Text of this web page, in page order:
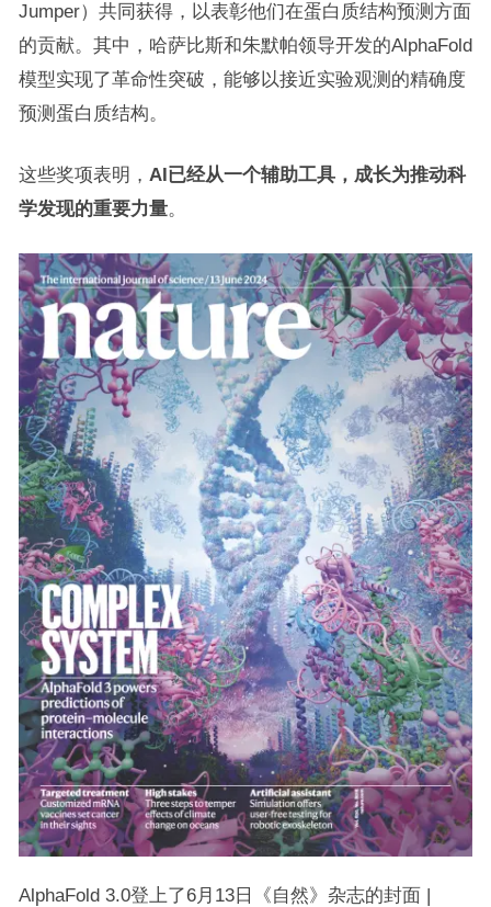
Jumper）共同获得，以表彰他们在蛋白质结构预测方面
的贡献。其中，哈萨比斯和朱默帕领导开发的AlphaFold
模型实现了革命性突破，能够以接近实验观测的精确度
预测蛋白质结构。
这些奖项表明， AI已经从一个辅助工具，成长为推动科
学发现的重要力量。
AlphaFold 3.0登上了6月13日《自然》杂志的封面 |